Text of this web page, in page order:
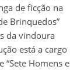
de ficção na
Brinquedos”
da vindoura
está a cargo
“Sete Homens e